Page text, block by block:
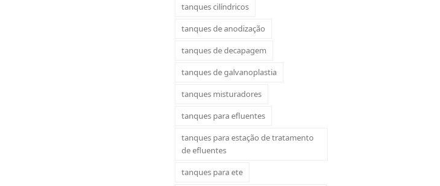
tanques cilíndricos
tanques de anodização
tanques de decapagem
tanques de galvanoplastia
tanques misturadores
tanques para efluentes
tanques para estação de tratamento
de efluentes
tanques para ete